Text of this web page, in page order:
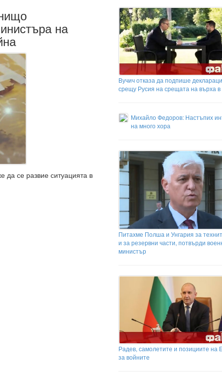
на
се развие ситуацията в
Вучич отказа да подпише
срещу Русия на срещата на върха в
Михайло Федоров: Настъпих
на много хора
Питахме Полша и Унгария за
и за резервни части, потвърди
министър
Радев, самолетите и позициите на
за войните